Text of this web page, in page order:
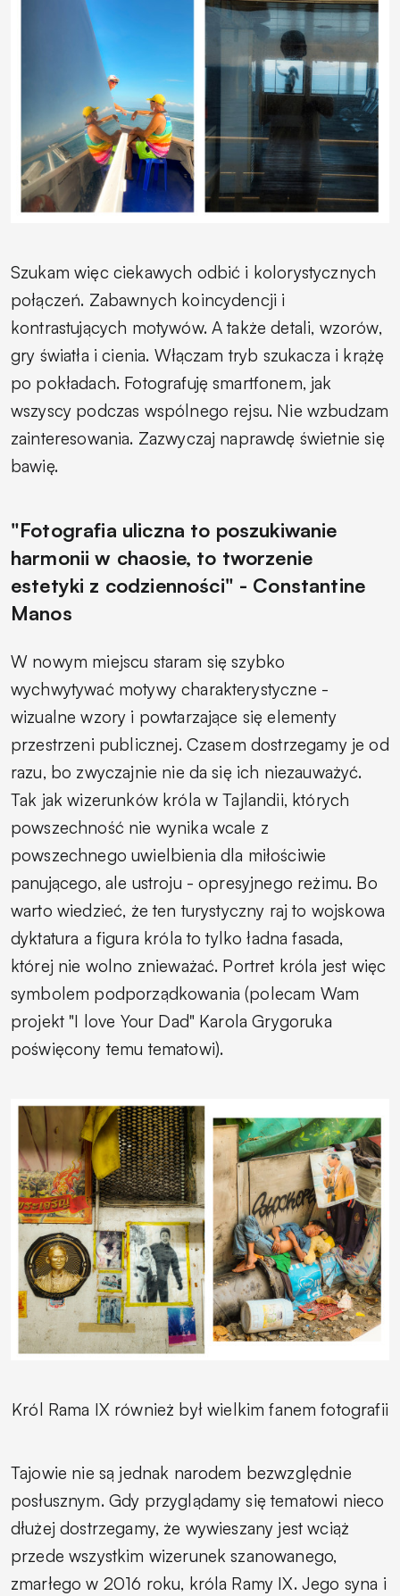
Szukam więc ciekawych odbić i kolorystycznych
połączeń. Zabawnych koincydencji i
kontrastujących motywów. A także detali, wzorów,
gry światła i cienia. Włączam tryb szukacza i krążę
po pokładach. Fotografuję smartfonem, jak
wszyscy podczas wspólnego rejsu. Nie wzbudzam
zainteresowania. Zazwyczaj naprawdę świetnie się
bawię.
"Fotografia uliczna to poszukiwanie
harmonii w chaosie, to tworzenie
estetyki z codzienności" - Constantine
Manos
W nowym miejscu staram się szybko
wychwytywać motywy charakterystyczne -
wizualne wzory i powtarzające się elementy
przestrzeni publicznej. Czasem dostrzegamy je od
razu, bo zwyczajnie nie da się ich niezauważyć.
Tak jak wizerunków króla w Tajlandii, których
powszechność nie wynika wcale z
powszechnego uwielbienia dla miłościwie
panującego, ale ustroju - opresyjnego reżimu. Bo
warto wiedzieć, że ten turystyczny raj to wojskowa
dyktatura a figura króla to tylko ładna fasada,
której nie wolno znieważać. Portret króla jest więc
symbolem podporządkowania (polecam Wam
projekt "I love Your Dad" Karola Grygoruka
poświęcony temu tematowi).
Król Rama IX również był wielkim fanem fotografii
Tajowie nie są jednak narodem bezwzględnie
posłusznym. Gdy przyglądamy się tematowi nieco
dłużej dostrzegamy, że wywieszany jest wciąż
przede wszystkim wizerunek szanowanego,
zmarłego w 2016 roku, króla Ramy IX. Jego syna i